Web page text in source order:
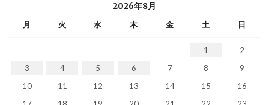
2026年8月
月 火 水 木 金 土 日
1
2
3
4 5 6 7 8
9
10
11 12 13 14 15
16